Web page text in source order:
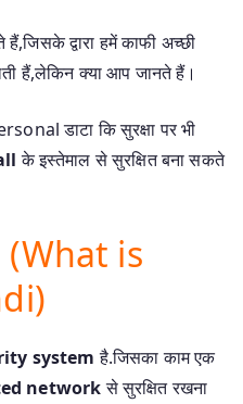
द्वारा हमें काफी अच्छी
हैं,लेकिन क्या आप जानते हैं।
डाटा कि सुरक्षा पर भी
के इस्तेमाल से सुरक्षित बना सकते
(What is
systemहै.जिसका काम एक
networkसे सुरक्षित रखना